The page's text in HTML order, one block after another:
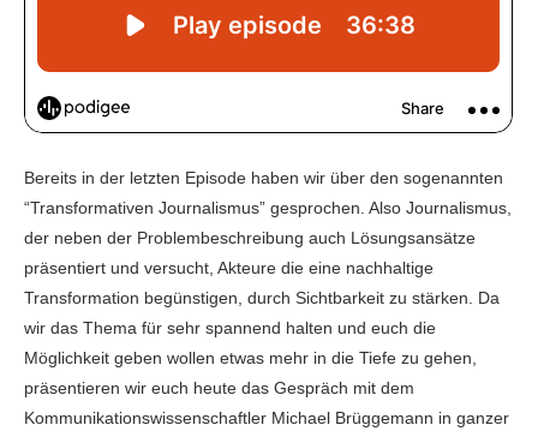
Bereits in der letzten Episode haben wir über den sogenannten
“Transformativen Journalismus” gesprochen. Also Journalismus,
der neben der Problembeschreibung auch Lösungsansätze
präsentiert und versucht, Akteure die eine nachhaltige
Transformation begünstigen, durch Sichtbarkeit zu stärken. Da
wir das Thema für sehr spannend halten und euch die
Möglichkeit geben wollen etwas mehr in die Tiefe zu gehen,
präsentieren wir euch heute das Gespräch mit dem
Kommunikationswissenschaftler Michael Brüggemann in ganzer